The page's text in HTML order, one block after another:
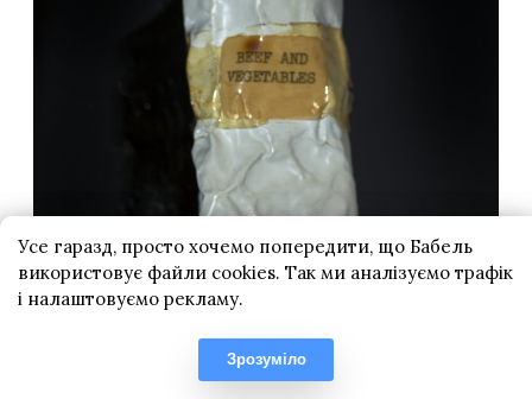
Усе гаразд, просто хочемо попередити, що Бабель
використовує файли cookies. Так ми аналізуємо трафік
і налаштовуємо рекламу.
Зрозуміло